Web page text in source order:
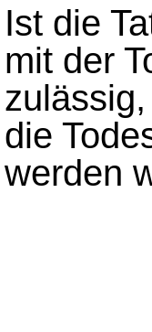
Ist die
mit der
die
werden